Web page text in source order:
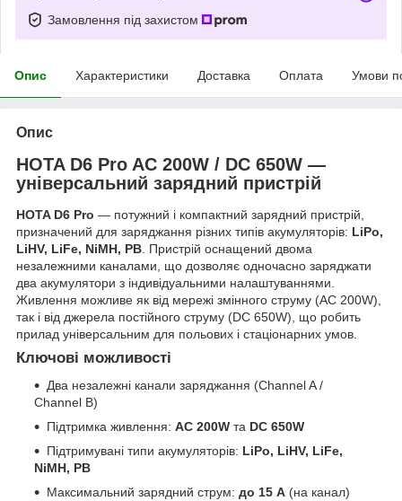
Замовлення під захистом
Опис Характеристики Доставка Оплата Умови
Опис
HOTA D6 Pro AC 200W / DC 650W —
універсальний зарядний пристрій
HOTA D6 Pro — потужний і компактний зарядний пристрій,
призначений для заряджання різних типів акумуляторів: LiPo,
LiHV, LiFe, NiMH, PB. Пристрій оснащений двома
незалежними каналами, що дозволяє одночасно заряджати
два акумулятори з індивідуальними налаштуваннями.
Живлення можливе як від мережі змінного струму (AC 200W),
так і від джерела постійного струму (DC 650W), що робить
прилад універсальним для польових і стаціонарних умов.
Ключові можливості
Два незалежні канали заряджання (Channel A /
Channel B)
Підтримка живлення: AC 200W та DC 650W
Підтримувані типи акумуляторів: LiPo, LiHV, LiFe,
NiMH, PB
Максимальний зарядний струм: до 15 A (на канал)